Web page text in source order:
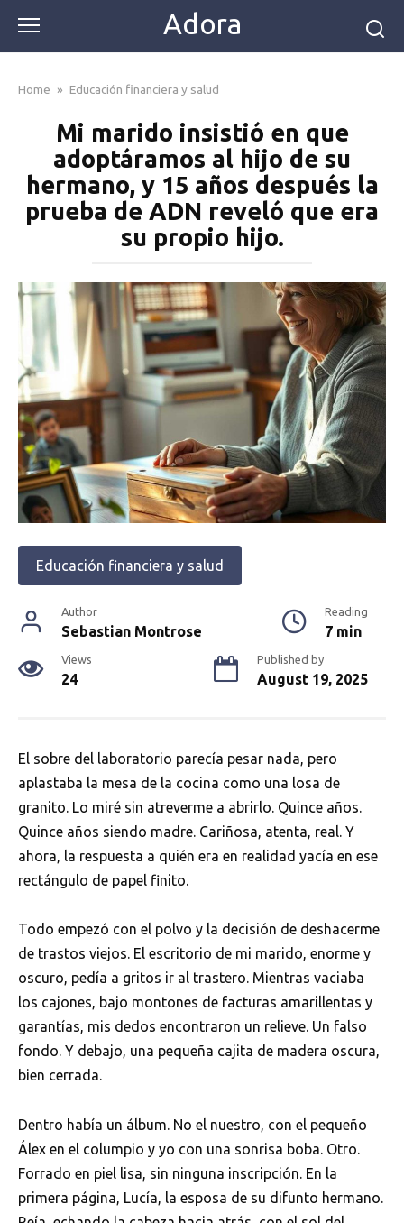
content
Adora
Home » Educación financiera y salud
Mi marido insistió en que
adoptáramos al hijo de su
hermano, y 15 años después la
prueba de ADN reveló que era
su propio hijo.
Educación financiera y salud
Author
Sebastian Montrose
Reading
7 min
Views
24
Published by
August 19, 2025
El sobre del laboratorio parecía pesar nada, pero
aplastaba la mesa de la cocina como una losa de
granito. Lo miré sin atreverme a abrirlo. Quince años.
Quince años siendo madre. Cariñosa, atenta, real. Y
ahora, la respuesta a quién era en realidad yacía en ese
rectángulo de papel finito.
Todo empezó con el polvo y la decisión de deshacerme
de trastos viejos. El escritorio de mi marido, enorme y
oscuro, pedía a gritos ir al trastero. Mientras vaciaba
los cajones, bajo montones de facturas amarillentas y
garantías, mis dedos encontraron un relieve. Un falso
fondo. Y debajo, una pequeña cajita de madera oscura,
bien cerrada.
Dentro había un álbum. No el nuestro, con el pequeño
Álex en el columpio y yo con una sonrisa boba. Otro.
Forrado en piel lisa, sin ninguna inscripción. En la
primera página, Lucía, la esposa de su difunto hermano.